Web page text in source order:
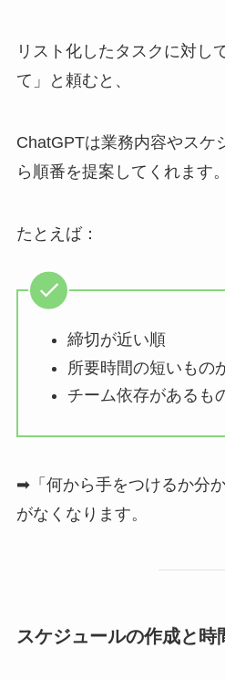
リスト化したタスクに対し
て」と頼むと、
ChatGPTは業務内容やスケ
ら順番を提案してくれます。
たとえば：
締切が近い順
所要時間の短いもの
チーム依存があるも
➡「何から手をつけるか分
がなくなります。
スケジュールの作成と時